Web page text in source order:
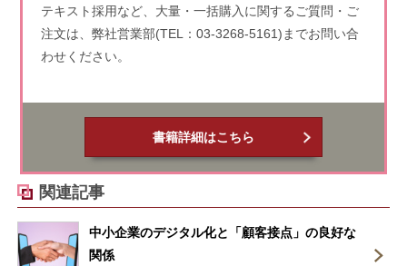
テキスト採用など、大量・一括購入に関するご質問・ご
注文は、弊社営業部(TEL：03-3268-5161)までお問い合
わせください。
書籍詳細はこちら
関連記事
中小企業のデジタル化と「顧客接点」の良好な
関係